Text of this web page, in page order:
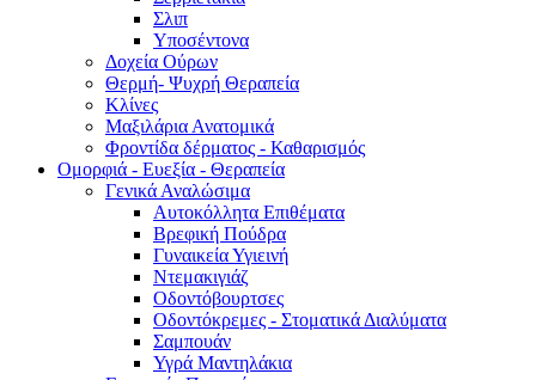
Σλιπ
Υποσέντονα
Δοχεία Ούρων
Θερμή- Ψυχρή Θεραπεία
Κλίνες
Μαξιλάρια Ανατομικά
Φροντίδα δέρματος - Καθαρισμός
Ομορφιά - Ευεξία - Θεραπεία
Γενικά Αναλώσιμα
Αυτοκόλλητα Επιθέματα
Βρεφική Πούδρα
Γυναικεία Υγιεινή
Ντεμακιγιάζ
Οδοντόβουρτσες
Οδοντόκρεμες - Στοματικά Διαλύματα
Σαμπουάν
Υγρά Μαντηλάκια